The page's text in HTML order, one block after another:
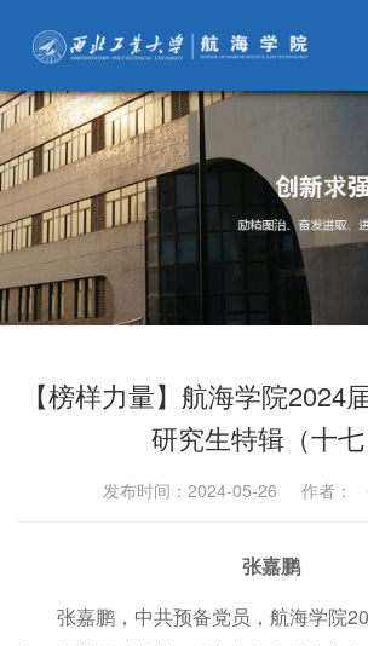
【榜样力量】航海学院2024
研究生特辑（十七
发布时间：2024-05-26 作者：
张嘉鹏
张嘉鹏，中共预备党员，航海学院